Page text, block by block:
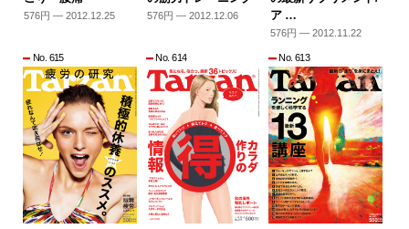
576円 — 2012.12.25 576円 — 2012.12.06
ア …
576円 — 2012.11.22
No. 615 No. 614 No. 613